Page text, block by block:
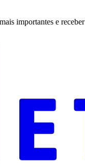
importantes e receber